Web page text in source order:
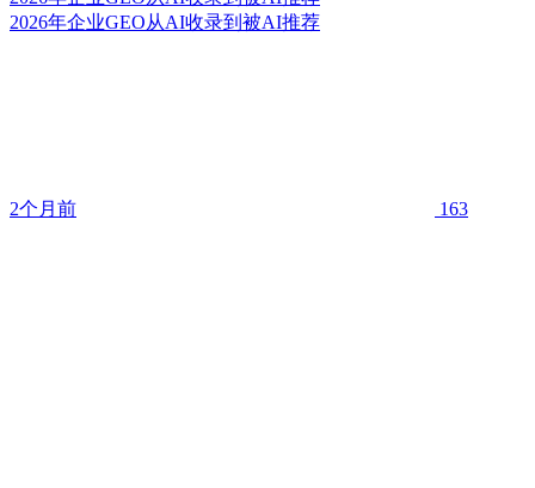
2026年企业GEO从AI收录到被AI推荐
2个月前 163